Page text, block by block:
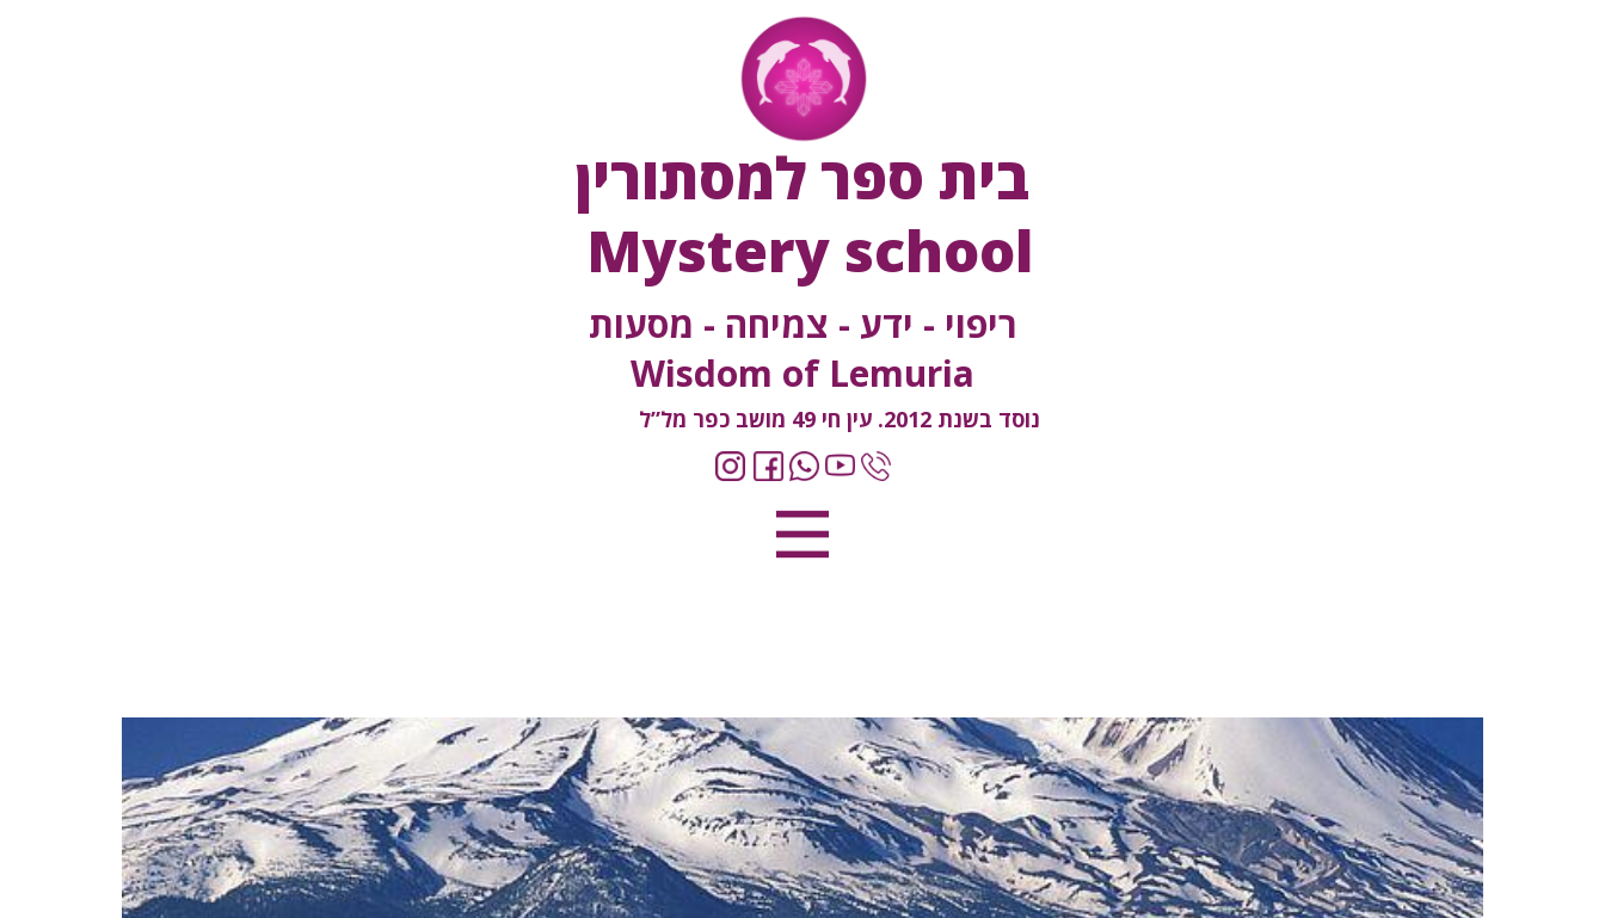
בית ספר למסתורין
Mystery school
ריפוי - ידע - צמיחה - מסעות
Wisdom of Lemuria
נוסד בשנת 2012. עין חי 49 מושב כפר מל”ל